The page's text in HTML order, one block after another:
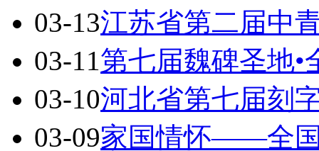
03-13江苏省第二届中
03-11第七届魏碑圣地•
03-10河北省第七届刻
03-09家国情怀——全